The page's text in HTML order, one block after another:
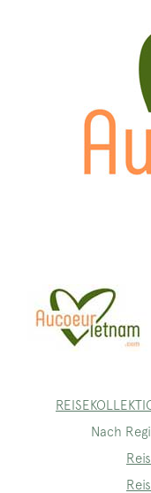
WhatsApp:
Nach